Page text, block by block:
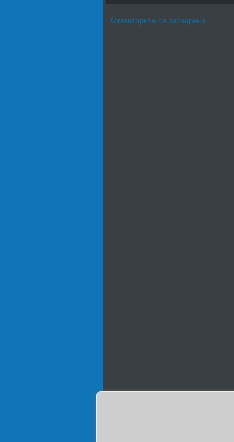
Коментарите са затворени.